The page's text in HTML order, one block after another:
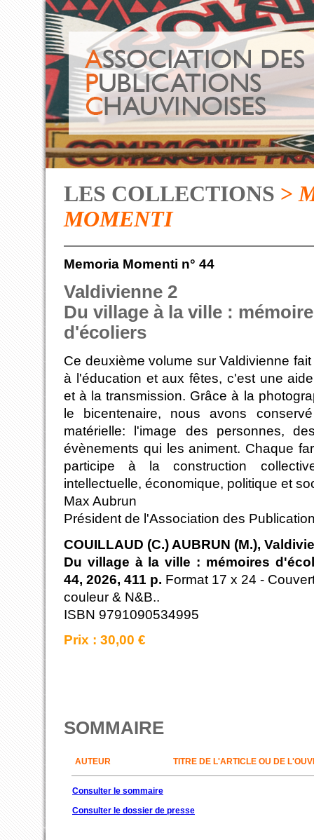
LES COLLECTIONS >
MOMENTI
Memoria Momenti n° 44
Valdivienne 2
Du village à la ville :
d'écoliers
Ce deuxième volume sur Valdivienne
à l'éducation et aux fêtes, c'est une
et à la transmission. Grâce à la
le bicentenaire, nous avons
matérielle: l'image des personnes,
évènements qui les animent. Chaque
participe à la construction
intellectuelle, économique, politique et
Max Aubrun
Président de l'Association des
COUILLAUD (C.) AUBRUN (M.),
Du village à la ville : mémoires
44, 2026, 411 p. Format 17 x 24 -
couleur & N&B..
ISBN 9791090534995
Prix : 30,00 €
SOMMAIRE
AUTEUR TITRE DE L'ARTICLE OU DE
Consulter le sommaire
Consulter le dossier de presse